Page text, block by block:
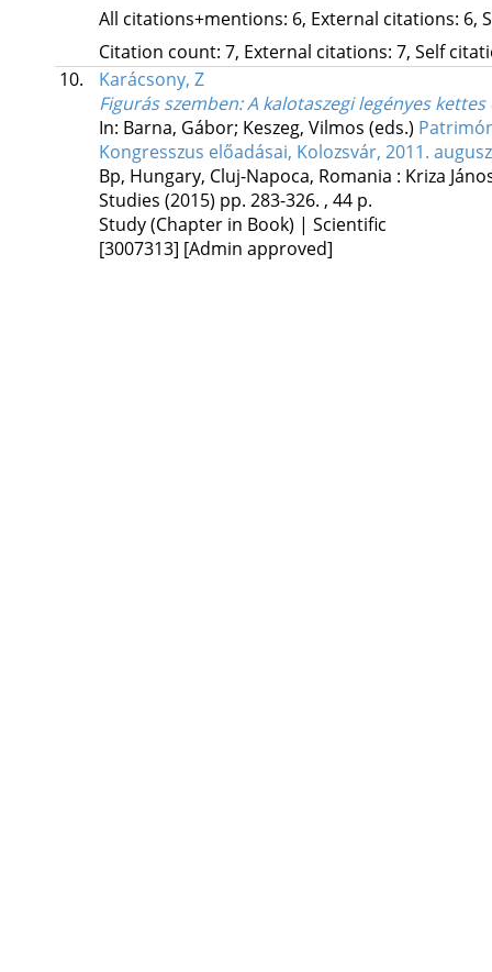
All citations+mentions: 6, External citations: 6,
Citation count: 7, External citations: 7, Self
10.
Karácsony, Z
Figurás szemben: A kalotaszegi legényes
In: Barna, Gábor; Keszeg, Vilmos (eds.)
Kongresszus előadásai, Kolozsvár, 2011.
Bp, Hungary, Cluj-Napoca, Romania : Kriza
Studies (2015) pp. 283-326. , 44 p.
Study (Chapter in Book) | Scientific
[3007313] [Admin approved]